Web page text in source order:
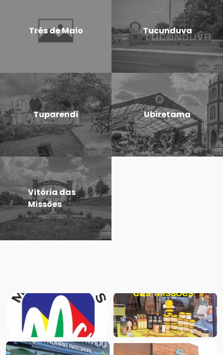
Três de Maio Tucunduva
Tuparendi Ubiretama
Vitória das
Missões